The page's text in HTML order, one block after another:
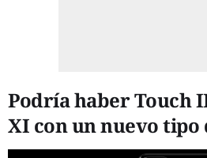
Podría haber Touch
XI con un nuevo tipo